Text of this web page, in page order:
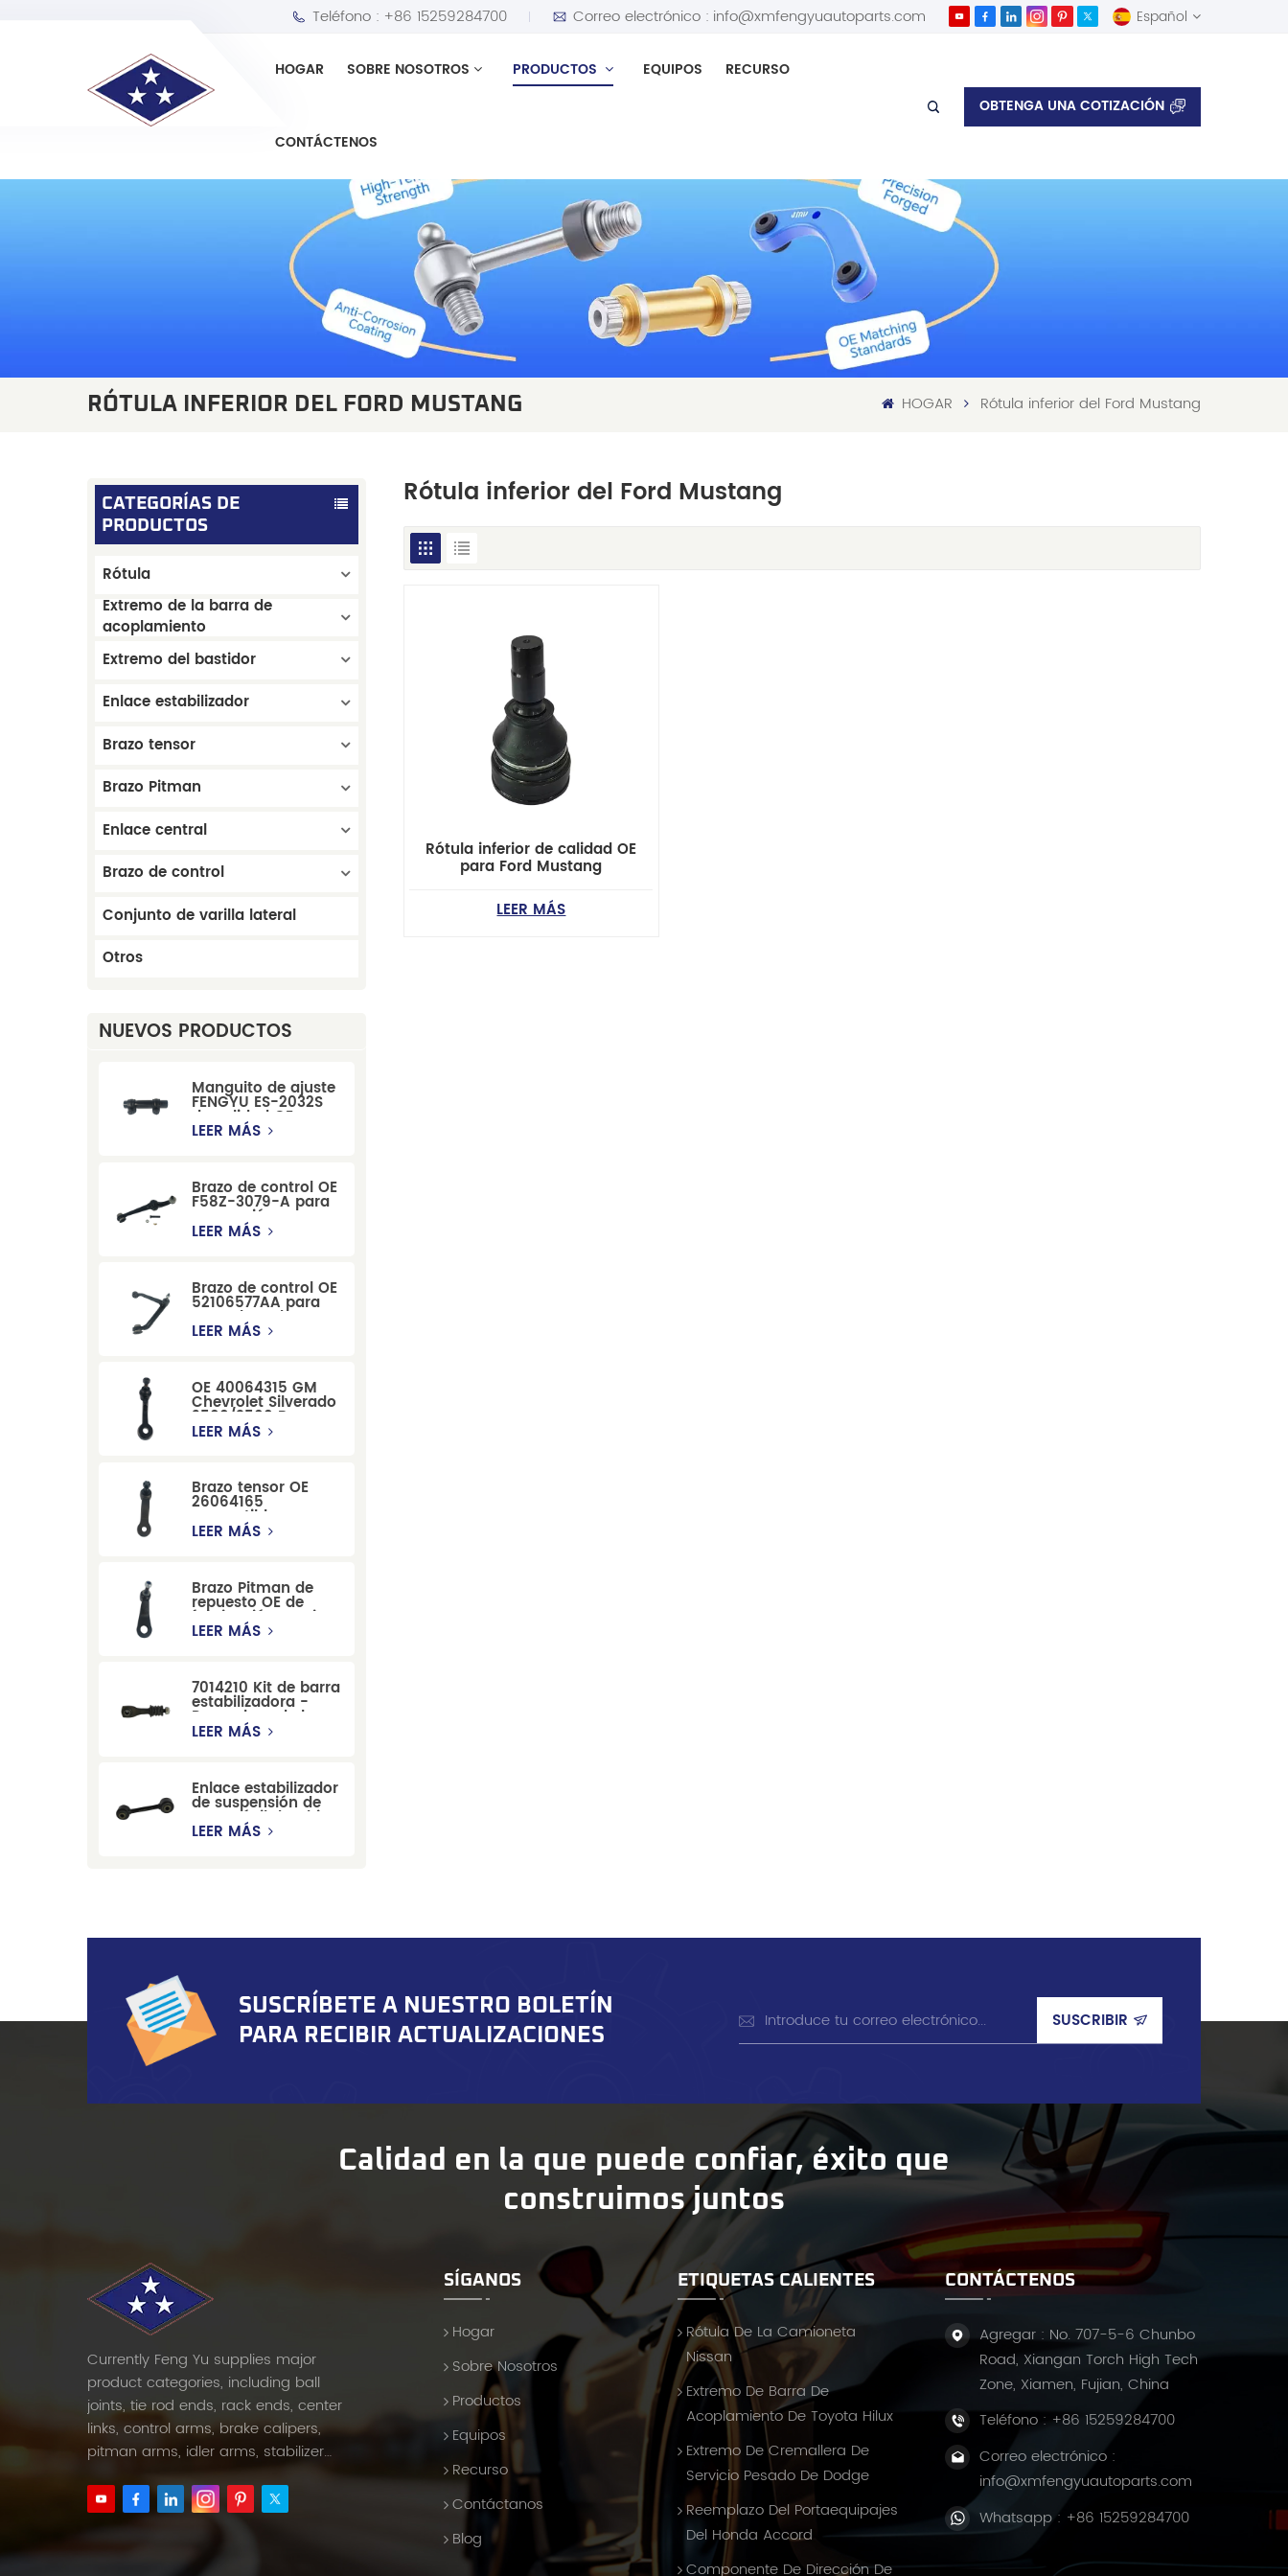
Teléfono : +86 15259284700 Correo electrónico : info@xmfengyuautoparts.com Español
English
HOGAR SOBRE NOSOTROS PRODUCTOS EQUIPOS RECURSO
CONTÁCTENOS
OBTENGA UNA COTIZACIÓN
RÓTULA INFERIOR DEL FORD MUSTANG HOGAR Rótula inferior del Ford Mustang
CATEGORÍAS DE
PRODUCTOS
Rótula
Extremo de la barra de
acoplamiento
Extremo del bastidor
Enlace estabilizador
Brazo tensor
Brazo Pitman
Enlace central
Brazo de control
Conjunto de varilla lateral
Otros
NUEVOS PRODUCTOS
Manguito de ajuste
FENGYU ES-2032S
de calidad OE para
Mercury, Pontiac,
LEER MÁS
Brazo de control OE
F58Z-3079-A para
suspensión
delantera de Ford
LEER MÁS
Brazo de control OE
52106577AA para
reemplazo de
suspensión de
LEER MÁS
OE 40064315 GM
Chevrolet Silverado
2500/3500 Brazo
tensor para una
LEER MÁS
Brazo tensor OE
26064165
compatible con
modelos Cadillac
LEER MÁS
Brazo Pitman de
repuesto OE de
fabricación precisa
12479051, fabricado
Cadillac, Chevrolet
y Hummer.
LEER MÁS
7014210 Kit de barra
estabilizadora -
Reemplazo de barra
estabilizadora de
LEER MÁS
Enlace estabilizador
de suspensión de
automóvil de China
para Chevrolet
LEER MÁS
Rótula inferior del Ford Mustang
Rótula inferior de calidad OE
para Ford Mustang
LEER MÁS
SUSCRÍBETE A NUESTRO BOLETÍN
PARA RECIBIR ACTUALIZACIONES
Calidad en la que puede confiar, éxito que
construimos juntos
Currently Feng Yu supplies major
product categories, including ball
joints, tie rod ends, rack ends, center
links, control arms, brake calipers,
pitman arms, idler arms, stabilizer
links and etc.
SÍGANOS
Hogar
Sobre Nosotros
Productos
Equipos
Recurso
Contáctanos
Blog
ETIQUETAS CALIENTES
Rótula De La Camioneta
Nissan
Extremo De Barra De
Acoplamiento De Toyota Hilux
Extremo De Cremallera De
Servicio Pesado De Dodge
Reemplazo Del Portaequipajes
Del Honda Accord
Componente De Dirección De
CONTÁCTENOS
Agregar : No. 707-5-6 Chunbo
Road, Xiangan Torch High Tech
Zone, Xiamen, Fujian, China
Teléfono : +86 15259284700
Correo electrónico :
info@xmfengyuautoparts.com
Whatsapp : +86 15259284700